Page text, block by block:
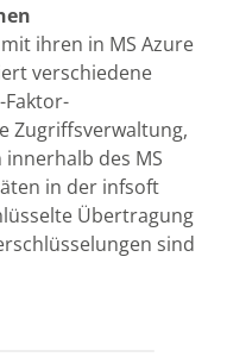
mit ihren in MS Azure
verschiedene
Zugriffsverwaltung,
des MS
in der infsoft
Übertragung
sind